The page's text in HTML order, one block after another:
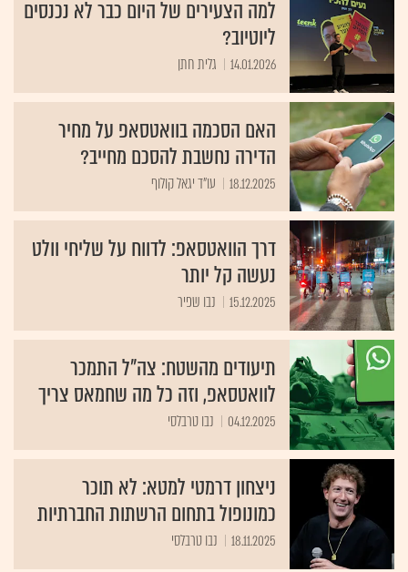
למה הצעירים של היום כבר לא נכנסים
ליוטיוב?
14.01.2026 גלית חתן
האם הסכמה בוואטסאפ על מחיר
הדירה נחשבת להסכם מחייב?
18.12.2025 עו"ד יגאל קולוף
דרך הוואטסאפ: לדווח על שליחי וולט
נעשה קל יותר
15.12.2025 נבו שפיר
תיעודים מהשטח: צה"ל התמכר
לוואטסאפ, וזה כל מה שחמאס צריך
04.12.2025 נבו טרבלסי
ניצחון דרמטי למטא: לא תוכר
כמונופול בתחום הרשתות החברתיות
18.11.2025 נבו טרבלסי